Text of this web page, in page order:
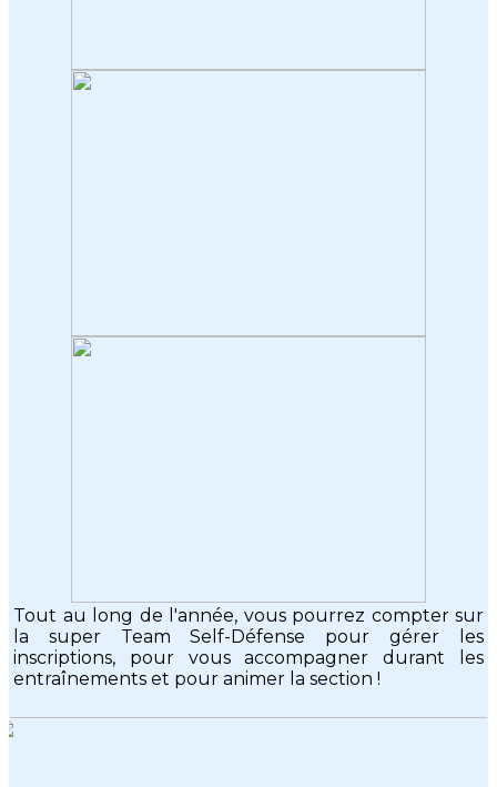
Tout au long de l'année, vous pourrez compter sur
la super Team Self-Défense pour gérer les
inscriptions, pour vous accompagner durant les
entraînements et pour animer la section !